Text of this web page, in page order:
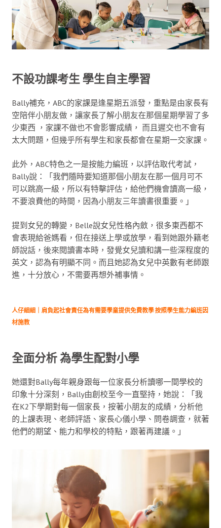
不設功課考生 學生自主學習
Bally補充，ABC的家課是逢星期五派發，重點是由家長有
空陪伴小朋友做，讓家長了解小朋友在那個星期學習了多
少東西 ，家課不做也不會影響成績， 而且遲交也不會有
太大問題，但幾乎所有學生和家長都會在星期一交家課。
此外，ABC特色之一是按能力編班，以評估取代考試，
Bally說：「我們隨時要知道那個小朋友在那一個月可不
可以跳高一級，所以有特擊評估，給他們機會讀高一級，
不要浪費他的時間，因為小朋友三年讀書很重要。」
提到女兒的轉變，Belle說女兒性格內斂，很多東西都不
會表現給爸媽看，但在接送上學或放學，看到她跟外籍老
師說話，後來閱讀書本時，發覺女兒讀和講一些深程度的
英文，認為有明顯不同。而且她認為女兒中英數有老師跟
進，十分放心，不需要再想外補事情。
人仔細細｜肩負起社會責任為有需要學童提供免費教學 按照學生能力編班因
材施教
全面分析 為學生配對小學
她還對Bally每年親身跟每一位家長分析讀哪一間學校的
印象十分深刻，Bally由創校至今一直堅持，她說：「我
在K2下學期對每一個家長，按著小朋友的成績，分析他
的上課表現、老師評語、家長心儀小學、問卷調查，就著
他們的期望、能力和學校的特點，跟著再建議。」